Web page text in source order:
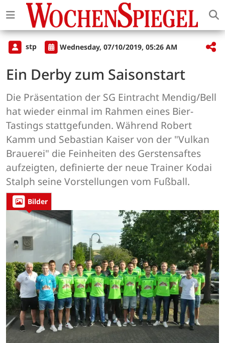
stp Wednesday, 07/10/2019, 05:26 AM
Ein Derby zum Saisonstart
Die Präsentation der SG Eintracht Mendig/Bell
hat wieder einmal im Rahmen eines Bier-
Tastings stattgefunden. Während Robert
Kamm und Sebastian Kaiser von der "Vulkan
Brauerei" die Feinheiten des Gerstensaftes
aufzeigten, definierte der neue Trainer Kodai
Stalph seine Vorstellungen vom Fußball.
Bilder